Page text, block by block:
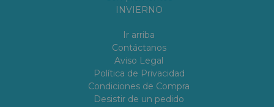
INVIERNO
Ir arriba
Contáctanos
Aviso Legal
Política de Privacidad
Condiciones de Compra
Desistir de un pedido